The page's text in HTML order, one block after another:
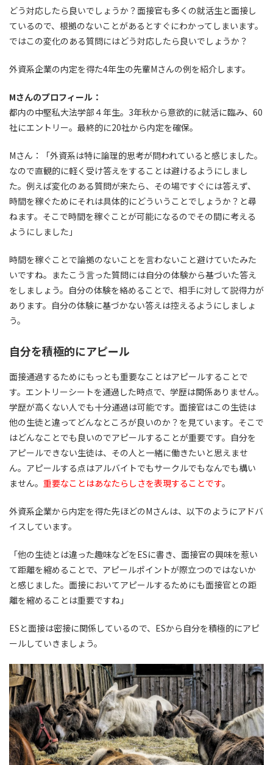
どう対応したら良いでしょうか？面接官も多くの就活生と面接し
ているので、根拠のないことがあるとすぐにわかってしまいます。
ではこの変化のある質問にはどう対応したら良いでしょうか？
外資系企業の内定を得た4年生の先輩Mさんの例を紹介します。
Mさんのプロフィール：
都内の中堅私大法学部４年生。3年秋から意欲的に就活に臨み、60
社にエントリー。最終的に20社から内定を確保。
Mさん：「外資系は特に論理的思考が問われていると感じました。
なので直観的に軽く受け答えをすることは避けるようにしまし
た。例えば変化のある質問が来たら、その場ですぐには答えず、
時間を稼ぐためにそれは具体的にどういうことでしょうか？と尋
ねます。そこで時間を稼ぐことが可能になるのでその間に考える
ようにしました」
時間を稼ぐことで論拠のないことを言わないこと避けていたみた
いですね。またこう言った質問には自分の体験から基づいた答え
をしましょう。自分の体験を絡めることで、相手に対して説得力が
あります。自分の体験に基づかない答えは控えるようにしましょ
う。
自分を積極的にアピール
面接通過するためにもっとも重要なことはアピールすることで
す。エントリーシートを通過した時点で、学歴は関係ありません。
学歴が高くない人でも十分通過は可能です。面接官はこの生徒は
他の生徒と違ってどんなところが良いのか？を見ています。そこで
はどんなことでも良いのでアピールすることが重要です。自分を
アピールできない生徒は、その人と一緒に働きたいと思えませ
ん。アピールする点はアルバイトでもサークルでもなんでも構い
ません。 重要なことはあなたらしさを表現することです。
外資系企業から内定を得た先ほどのMさんは、以下のようにアドバ
イスしています。
「他の生徒とは違った趣味などをESに書き、面接官の興味を惹い
て距離を縮めることで、アピールポイントが際立つのではないか
と感じました。面接においてアピールするためにも面接官との距
離を縮めることは重要ですね」
ESと面接は密接に関係しているので、ESから自分を積極的にアピ
ールしていきましょう。